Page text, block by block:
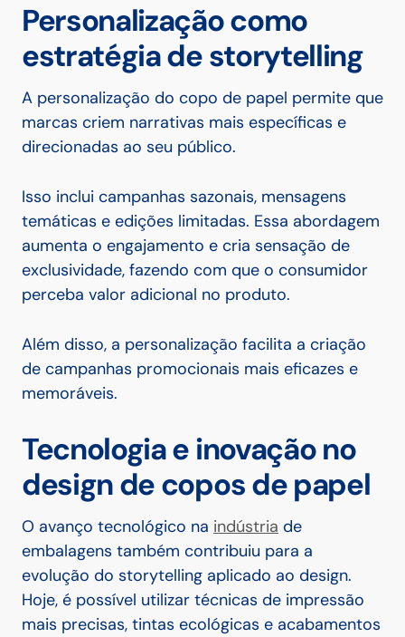
Personalização como
estratégia de storytelling
A personalização do copo de papel permite que
marcas criem narrativas mais específicas e
direcionadas ao seu público.
Isso inclui campanhas sazonais, mensagens
temáticas e edições limitadas. Essa abordagem
aumenta o engajamento e cria sensação de
exclusividade, fazendo com que o consumidor
perceba valor adicional no produto.
Além disso, a personalização facilita a criação
de campanhas promocionais mais eficazes e
memoráveis.
Tecnologia e inovação no
design de copos de papel
O avanço tecnológico na indústria de
embalagens também contribuiu para a
evolução do storytelling aplicado ao design.
Hoje, é possível utilizar técnicas de impressão
mais precisas, tintas ecológicas e acabamentos